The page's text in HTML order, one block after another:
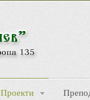
Проекти